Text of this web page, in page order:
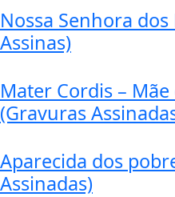
Nossa Senhora
Assinas)
Mater Cordis –
(Gravuras
Aparecida dos
Assinadas)